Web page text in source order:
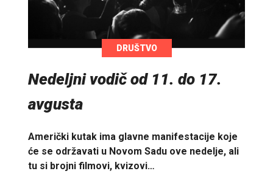
DRUŠTVO
Nedeljni vodič od 11. do 17.
avgusta
Američki kutak ima glavne manifestacije koje
će se održavati u Novom Sadu ove nedelje, ali
tu si brojni filmovi, kvizovi…